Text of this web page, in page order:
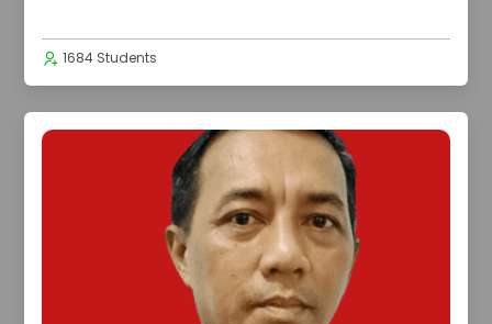
1684 Students